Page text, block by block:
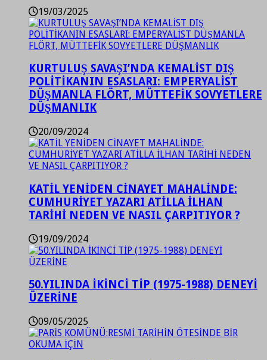
19/03/2025
KURTULUŞ SAVAŞI’NDA KEMALİST DIŞ
POLİTİKANIN ESASLARI: EMPERYALİST
DÜŞMANLA FLÖRT, MÜTTEFİK SOVYETLERE
DÜŞMANLIK
20/09/2024
KATİL YENİDEN CİNAYET MAHALİNDE:
CUMHURİYET YAZARI ATİLLA İLHAN
TARİHİ NEDEN VE NASIL ÇARPITIYOR ?
19/09/2024
50.YILINDA İKİNCİ TİP (1975-1988) DENEYİ
ÜZERİNE
09/05/2025